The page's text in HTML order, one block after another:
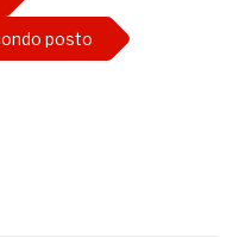
posto